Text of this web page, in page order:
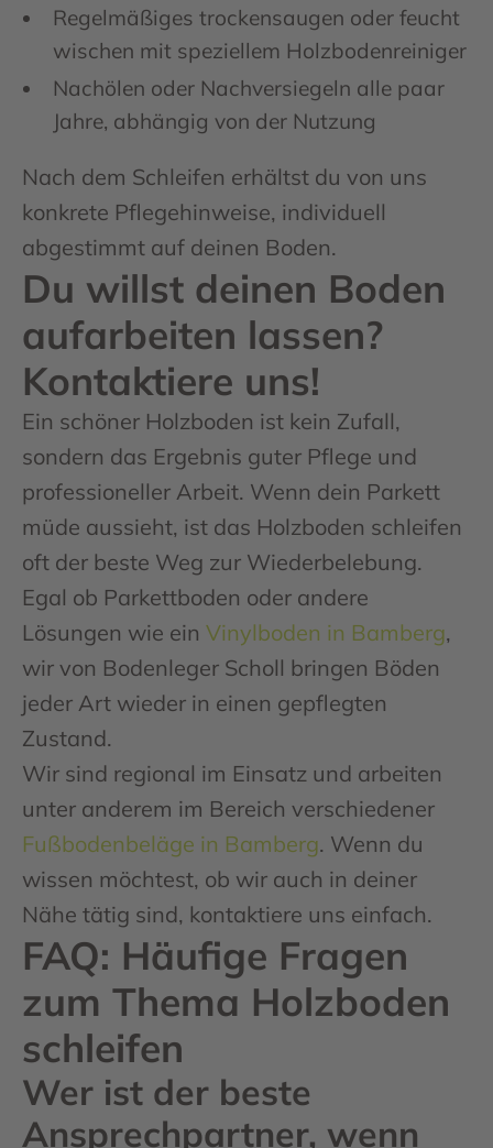
Regelmäßiges trockensaugen oder feucht
wischen mit speziellem Holzbodenreiniger
Nachölen oder Nachversiegeln alle paar
Jahre, abhängig von der Nutzung
Nach dem Schleifen erhältst du von uns
konkrete Pflegehinweise, individuell
abgestimmt auf deinen Boden.
Du willst deinen Boden
aufarbeiten lassen?
Kontaktiere uns!
Ein schöner Holzboden ist kein Zufall,
sondern das Ergebnis guter Pflege und
professioneller Arbeit. Wenn dein Parkett
müde aussieht, ist das Holzboden schleifen
oft der beste Weg zur Wiederbelebung.
Egal ob Parkettboden oder andere
Lösungen wie ein Vinylboden in Bamberg,
wir von Bodenleger Scholl bringen Böden
jeder Art wieder in einen gepflegten
Zustand.
Wir sind regional im Einsatz und arbeiten
unter anderem im Bereich verschiedener
Fußbodenbeläge in Bamberg. Wenn du
wissen möchtest, ob wir auch in deiner
Nähe tätig sind, kontaktiere uns einfach.
FAQ: Häufige Fragen
zum Thema Holzboden
schleifen
Wer ist der beste
Ansprechpartner, wenn